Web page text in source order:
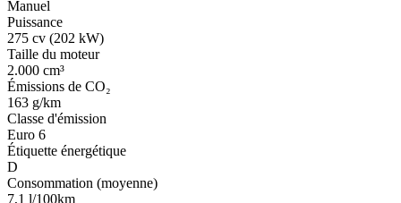
Manuel
Puissance
275 cv (202 kW)
Taille du moteur
2.000 cm³
Émissions de CO₂
163 g/km
Classe d'émission
Euro 6
Étiquette énergétique
D
Consommation (moyenne)
7,1 l/100km